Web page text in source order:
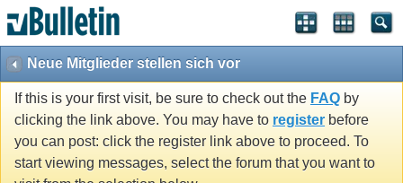
Neue Mitglieder stellen sich vor
If this is your first visit, be sure to check out the FAQ by
clicking the link above. You may have to register before
you can post: click the register link above to proceed. To
start viewing messages, select the forum that you want to